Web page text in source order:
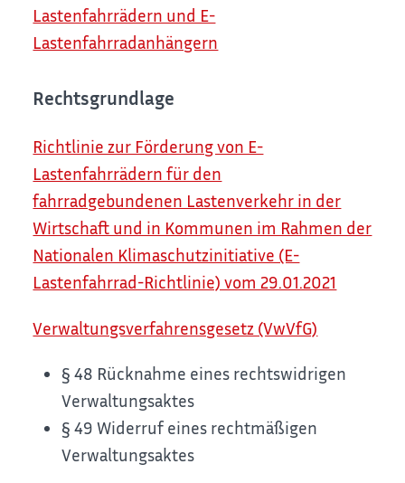
Lastenfahrrädern und E-
Lastenfahrradanhängern
Rechtsgrundlage
Richtlinie zur Förderung von E-
Lastenfahrrädern für den
fahrradgebundenen Lastenverkehr in der
Wirtschaft und in Kommunen im Rahmen der
Nationalen Klimaschutzinitiative (E-
Lastenfahrrad-Richtlinie) vom 29.01.2021
Verwaltungsverfahrensgesetz (VwVfG)
§ 48 Rücknahme eines rechtswidrigen
Verwaltungsaktes
§ 49 Widerruf eines rechtmäßigen
Verwaltungsaktes